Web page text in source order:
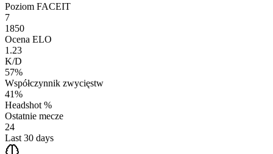
Poziom FACEIT
7
1850
Ocena ELO
1.23
K/D
57%
Współczynnik zwycięstw
41%
Headshot %
Ostatnie mecze
24
Last 30 days